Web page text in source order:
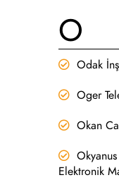
O
Odak
Oger
Okan
Elektronik